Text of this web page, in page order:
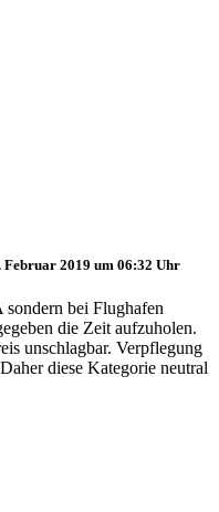
Februar 2019 um 06:32 Uhr
bei Flughafen
die Zeit aufzuholen.
unschlagbar. Verpflegung
diese Kategorie neutral